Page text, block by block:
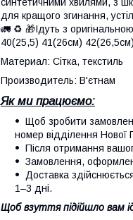
для кращого згинання,
🚛 ♻️ 🎁Ідуть з
40(25,5) 41(26см)
Материал: Сітка, текстиль
Производитель: В'єтнам
Як ми працюємо:
Щоб зробити
номер відділення
Після отримання
Замовлення,
Доставка
1–3 дні.
Щоб взуття підійшло вам